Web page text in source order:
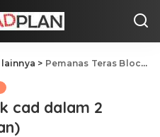
lainnya > Pemanas Teras Block cad dalam 2 tampilan (atas, depan)
cad dalam 2